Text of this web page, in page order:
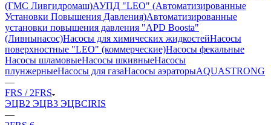
(ГМС Ливгидромаш)АУПД "LEO" (Автоматизированные
Установки Повышения Давления)Автоматизированные
установки повышения давления "APD Boosta"
(Ливнынасос)Насосы для химических жидкостейНасосы
поверхностные "LEO" (коммерческие)Насосы фекальные
Насосы шламовыеНасосы шкивныеНасосы
плунжерныеНасосы для газаНасосы аэраторыAQUASTRONG
—
FRS / 2FRS
ЭЦВ2 ЭЦВ3 ЭЦВCIRIS
—